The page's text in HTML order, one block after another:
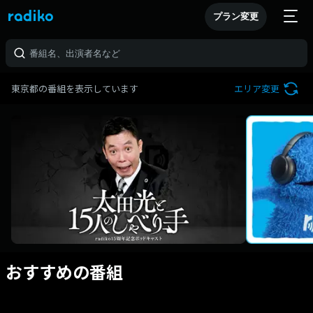
プラン変更
東京都の番組を表示しています エリア変更
おすすめの番組